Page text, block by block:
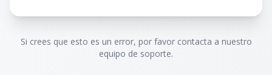
Si crees que esto es un error, por favor contacta a nuestro
equipo de soporte.